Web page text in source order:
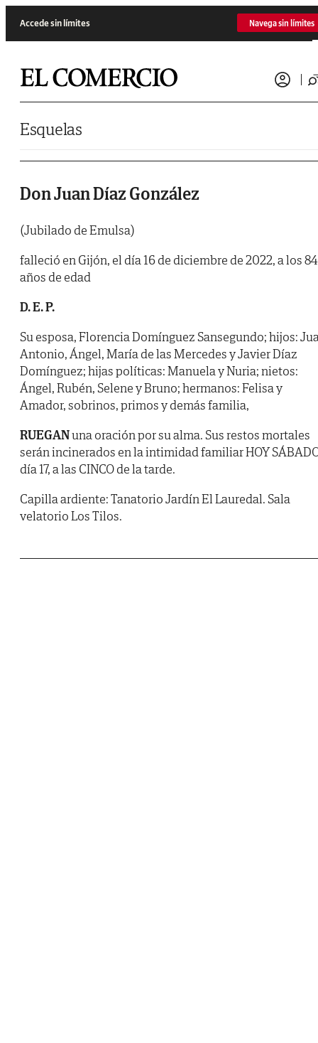
Accede sin límites Navega sin límites
Esquelas
Don Juan Díaz González
(Jubilado de Emulsa)
falleció en Gijón, el día 16 de diciembre de 2022, a los 84
años de edad
D. E. P.
Su esposa, Florencia Domínguez Sansegundo; hijos:
Antonio, Ángel, María de las Mercedes y Javier Díaz
Domínguez; hijas políticas: Manuela y Nuria; nietos:
Ángel, Rubén, Selene y Bruno; hermanos: Felisa y
Amador, sobrinos, primos y demás familia,
RUEGANuna oración por su alma. Sus restos mortales
serán incinerados en la intimidad familiar HOY
día 17, a las CINCO de la tarde.
Capilla ardiente: Tanatorio Jardín El Lauredal. Sala
velatorio Los Tilos.